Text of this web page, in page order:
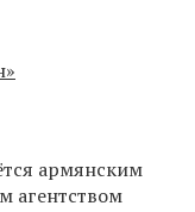
армянским
агентством